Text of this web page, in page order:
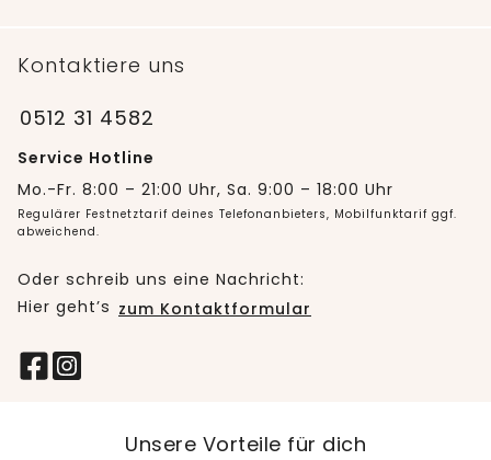
Kontaktiere uns
0512 31 4582
Service Hotline
Mo.-Fr. 8:00 – 21:00 Uhr, Sa. 9:00 – 18:00 Uhr
Regulärer Festnetztarif deines Telefonanbieters, Mobilfunktarif ggf.
abweichend.
Oder schreib uns eine Nachricht:
Hier geht’s zum Kontaktformular
Unsere Vorteile für dich